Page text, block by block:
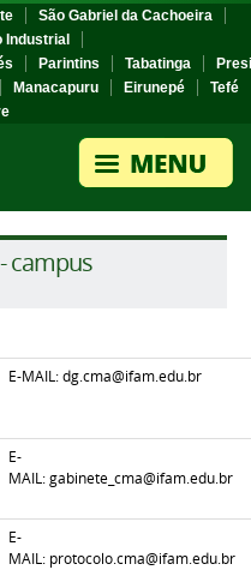
São Gabriel da Cachoeira
Industrial
Parintins Tabatinga
Manacapuru Eirunepé
Tefé
campus
E-MAIL: dg.cma@ifam.edu.br
E-
MAIL: gabinete_cma@ifam.edu.br
E-
MAIL: protocolo.cma@ifam.edu.br